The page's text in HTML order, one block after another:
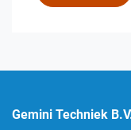
Gemini Techniek